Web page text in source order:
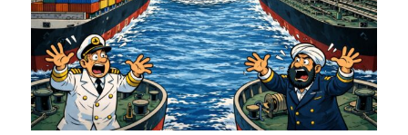
n
I
n
r
e
n
i
o
n